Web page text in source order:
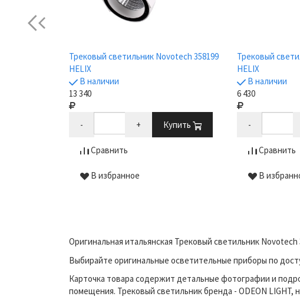
Previous
Трековый светильник Novotech 358199
HELIX
В наличии
13 340
- + Купить
Сравнить
В избранное
Трековый
HELIX
В наличии
6 430
-
Сравнить
В
Оригинальная итальянская Трековый светильник
Выбирайте оригинальные осветительные приборы по
Карточка товара содержит детальные фотографии и
помещения. Трековый светильник бренда - ODEON LIGHT,